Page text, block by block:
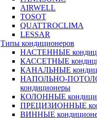
AIRWELL
TOSOT
QUATTROCLIMA
LESSAR
Типы кондиционеров
НАСТЕННЫЕ
КАССЕТНЫЕ
КАНАЛЬНЫЕ
НАПОЛЬНО-
кондиционеры
КОЛОННЫЕ
ПРЕЦИЗИОННЫЕ
ВИННЫЕ